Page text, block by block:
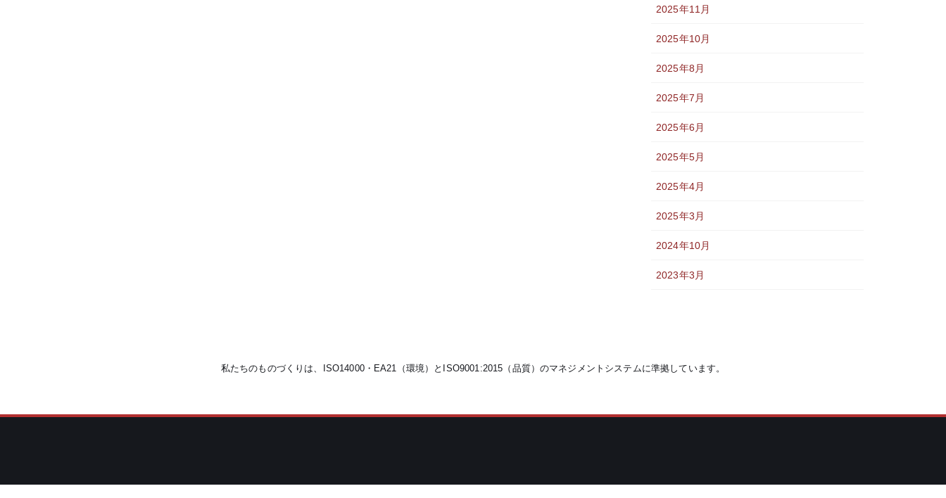
2025年11月
2025年10月
2025年8月
2025年7月
2025年6月
2025年5月
2025年4月
2025年3月
2024年10月
2023年3月
私たちのものづくりは、ISO14000・EA21（環境）とISO9001:2015（品質）のマネジメントシステムに準拠しています。